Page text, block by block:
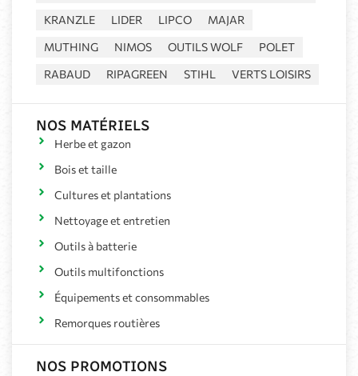
KRANZLE
LIDER LIPCO
MAJAR
MUTHING
NIMOS OUTILS WOLF
POLET
RABAUD
RIPAGREEN STIHL VERTS LOISIRS
NOS MATÉRIELS
Herbe et gazon
Bois et taille
Cultures et plantations
Nettoyage et entretien
Outils à batterie
Outils multifonctions
Équipements et consommables
Remorques routières
NOS PROMOTIONS